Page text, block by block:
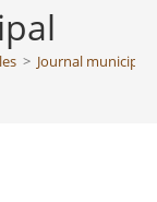
> Journal municipal